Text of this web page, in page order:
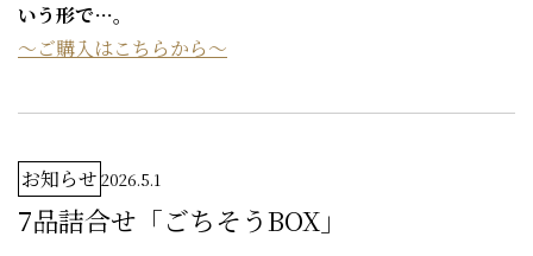
いう形で…。
～ご購入はこちらから～
お知らせ 2026.5.1
7品詰合せ「ごちそうBOX」